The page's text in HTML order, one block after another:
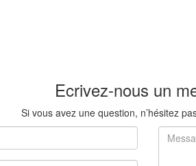
Ecrivez-nous un
Si vous avez une question, n’hésitez